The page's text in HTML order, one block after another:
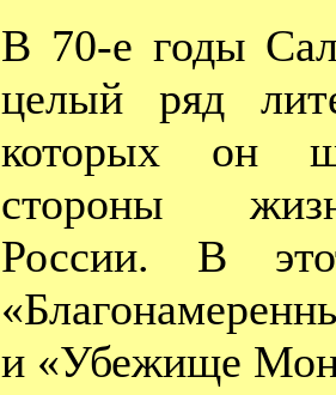
В 70-е годы
целый ряд
которых он
стороны
России. В
и «Убежище